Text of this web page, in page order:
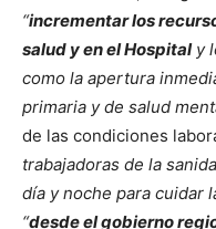
“incrementar los
salud y en el Hospitaly
como la apertura
primaria y de salud
de las condiciones
trabajadoras de la
día y noche para cuidar
“desde el gobierno